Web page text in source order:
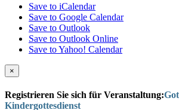
Save to iCalendar
Save to Google Calendar
Save to Outlook
Save to Outlook Online
Save to Yahoo! Calendar
×
Registrieren Sie sich für Veranstaltung:
Kindergottesdienst